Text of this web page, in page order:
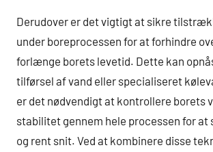
Derudover er det vigtigt at sikre
under boreprocessen for at forhindre
forlænge borets levetid. Dette kan
tilførsel af vand eller specialiseret
er det nødvendigt at kontrollere borets
stabilitet gennem hele processen for
og rent snit. Ved at kombinere disse